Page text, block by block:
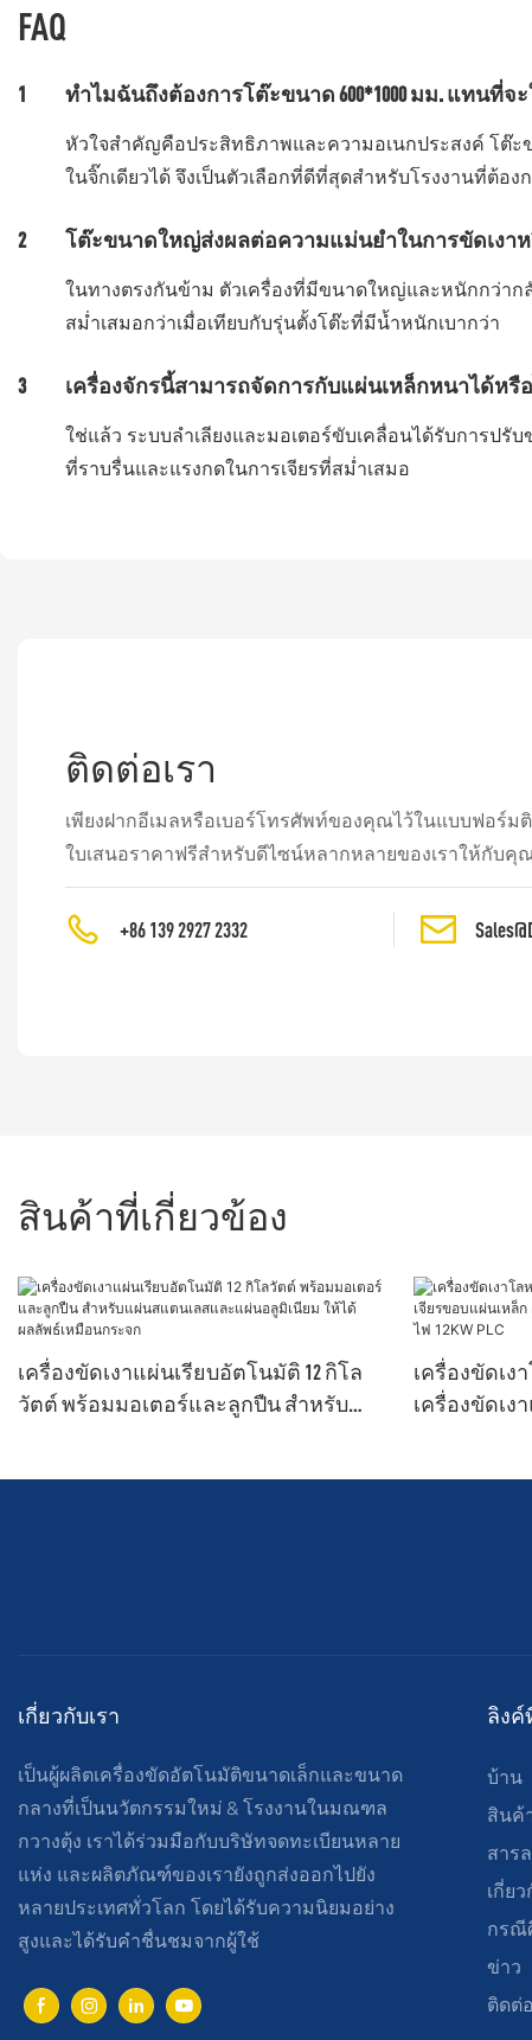
FAQ
1 ทำไมฉันถึงต้องการโต๊ะขนาด 600*1000 มม. แทนที่จ
หัวใจสำคัญคือประสิทธิภาพและความอเนกประสงค์ โต๊
ในจิ๊กเดียวได้ จึงเป็นตัวเลือกที่ดีที่สุดสำหรับโรงงานที่ต้
2 โต๊ะขนาดใหญ่ส่งผลต่อความแม่นยำในการขัดเงาห
ในทางตรงกันข้าม ตัวเครื่องที่มีขนาดใหญ่และหนักกว่าก
สม่ำเสมอกว่าเมื่อเทียบกับรุ่นตั้งโต๊ะที่มีน้ำหนักเบากว่า
3 เครื่องจักรนี้สามารถจัดการกับแผ่นเหล็กหนาได้หรื
ใช่แล้ว ระบบลำเลียงและมอเตอร์ขับเคลื่อนได้รับการป
ที่ราบรื่นและแรงกดในการเจียรที่สม่ำเสมอ
ติดต่อเรา
เพียงฝากอีเมลหรือเบอร์โทรศัพท์ของคุณไว้ในแบบฟอร์ม
ใบเสนอราคาฟรีสำหรับดีไซน์หลากหลายของเราให้กับคุ
+86 139 2927 2332
สินค้าที่เกี่ยวข้อง
เครื่องขัดเงาแผ่นเรียบอัตโนมัติ 12 กิโล
วัตต์ พร้อมมอเตอร์และลูกปืน สำหรับ
เครื่องขัดเ
เครื่องขัดเง
เกี่ยวกับเรา
เป็นผู้ผลิตเครื่องขัดอัตโนมัติขนาดเล็กและขนาด
กลางที่เป็นนวัตกรรมใหม่ & โรงงานในมณฑล
กวางตุ้ง เราได้ร่วมมือกับบริษัทจดทะเบียนหลาย
แห่ง และผลิตภัณฑ์ของเรายังถูกส่งออกไปยัง
หลายประเทศทั่วโลก โดยได้รับความนิยมอย่าง
สูงและได้รับคำชื่นชมจากผู้ใช้
ลิงค์
บ้าน
สินค้
สาร
เกี่ยว
กรณี
ข่าว
ติดต่